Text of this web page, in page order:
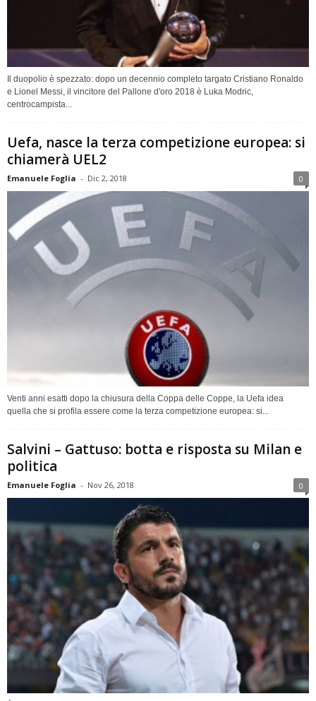
Il duopolio è spezzato: dopo un decennio completo targato Cristiano Ronaldo
e Lionel Messi, il vincitore del Pallone d'oro 2018 è Luka Modric,
centrocampista...
Uefa, nasce la terza competizione europea: si
chiamerà UEL2
Emanuele Foglia - Dic 2, 2018 0
Venti anni esatti dopo la chiusura della Coppa delle Coppe, la Uefa idea
quella che si profila essere come la terza competizione europea: si...
Salvini – Gattuso: botta e risposta su Milan e
politica
Emanuele Foglia - Nov 26, 2018 0